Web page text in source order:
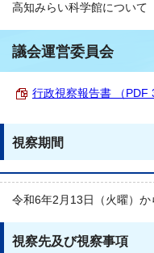
高知みらい科学館について
議会運営委員会
行政視察報告書 （PDF
視察期間
令和6年2月13日（火曜）か
視察先及び視察事項